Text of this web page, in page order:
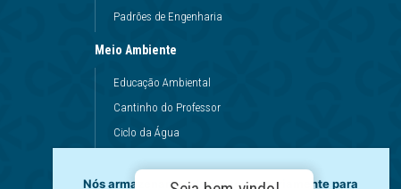
Padrões de Engenharia
Meio Ambiente
Educação Ambiental
Cantinho do Professor
Ciclo da Água
Dinâmicas da Escola
Nós armazenamos dados temporariamente para